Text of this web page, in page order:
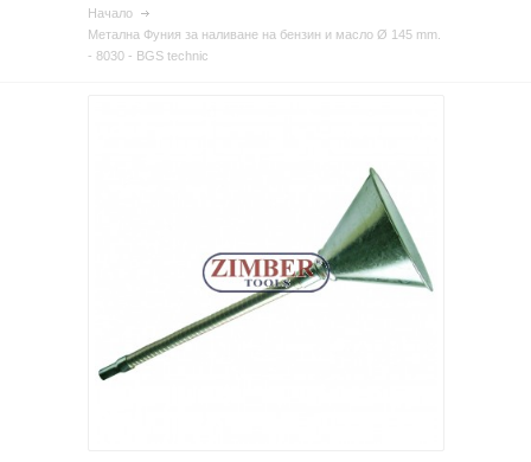
Начало
Mетална Фуния за наливане на бензин и масло Ø 145 mm.
- 8030 - BGS technic